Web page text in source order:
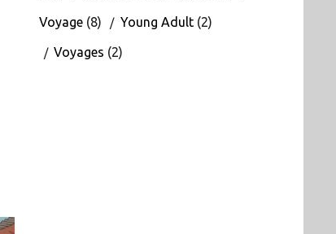
Voyage(8) Young Adult(2)
Voyages (2)